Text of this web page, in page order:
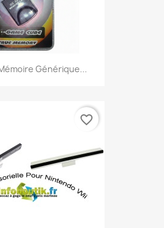
Générique...
favorite_border